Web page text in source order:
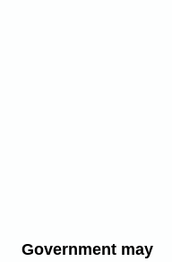
Government may